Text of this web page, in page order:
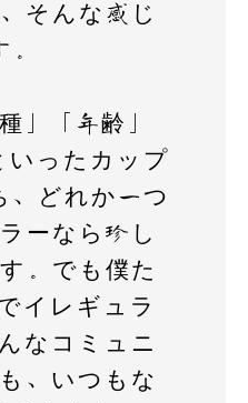
そんな感じ
。
」「年齢」
いったカップ
、どれか一つ
ーなら珍し
。でも僕た
イレギュラ
なコミュニ
、いつもな